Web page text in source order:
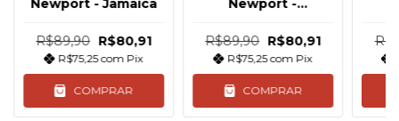
Newport - Jamaica
R$89,90 R$80,91
R$75,25com Pix
COMPRAR
Newport -
R$89,90 R$80,91
R$75,25com Pix
COMPRAR